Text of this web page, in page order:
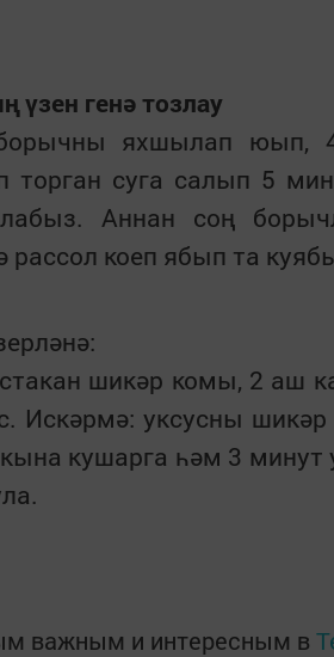
үзен генә тозлау
яхшылап юып,
торган суга салып 5
Аннан соң
рассол коеп ябып та
стакан шикәр комы, 2 аш
Искәрмә: уксусны
кушарга һәм 3 минут
важным и интересным в